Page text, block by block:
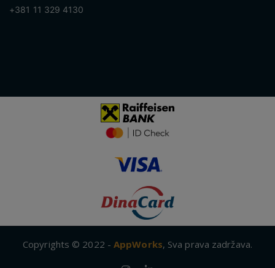
+381 11 329 4130
Copyrights © 2022 -AppWorks, Sva prava zadržava.